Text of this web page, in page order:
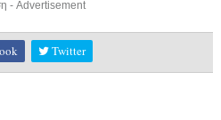
- Advertisement
Twitter